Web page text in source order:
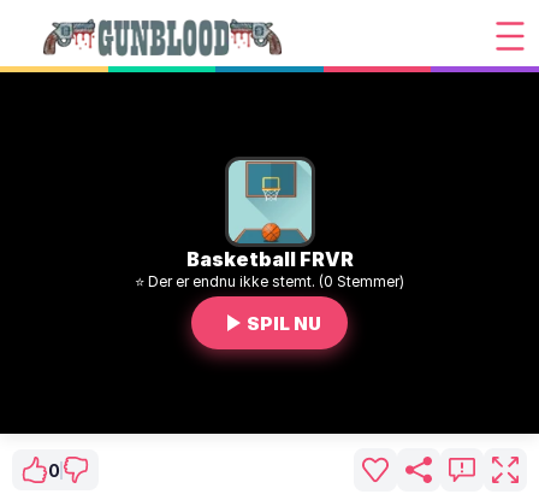
Basketball FRVR
⭐ Der er endnu ikke stemt. (0 Stemmer)
SPIL NU
0